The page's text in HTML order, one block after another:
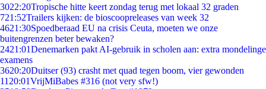
3022:20Tropische hitte keert zondag terug met lokaal 32 graden
721:52Trailers kijken: de bioscoopreleases van week 32
4621:30Spoedberaad EU na crisis Ceuta, moeten we onze
buitengrenzen beter bewaken?
2421:01Denemarken pakt AI-gebruik in scholen aan: extra mondelinge
examens
3620:20Duitser (93) crasht met quad tegen boom, vier gewonden
11 20:01VrijMiBabes #316 (not very sfw!)